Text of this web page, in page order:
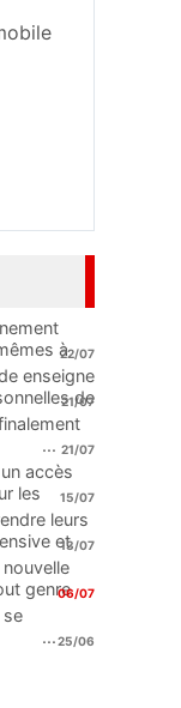
à
...
22/07
enseigne
de
...
21/07
... 21/07
accès
les
...
15/07
leurs
et
...
13/07
genre06/07
se
...25/06